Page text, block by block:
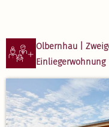
Olbernhau |
Einlie­ger­wohnung